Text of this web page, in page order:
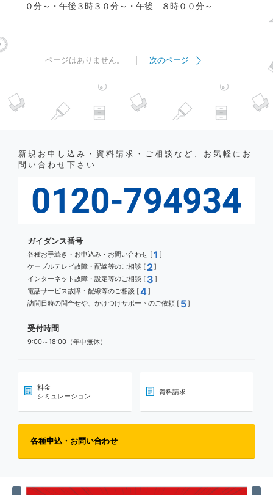
０分～・午後３時３０分～・午後 ８時００分～
ページはありません。 次のページ
新規お申し込み・資料請求・ご相談など、お気軽にお
問い合わせ下さい
ガイダンス番号
各種お手続き・お申込み・お問い合わせ [1 ]
ケーブルテレビ故障・配線等のご相談 [ 2]
インターネット故障・設定等のご相談 [ 3 ]
電話サービス故障・配線等のご相談 [4]
訪問日時の問合せや、かけつけサポートのご依頼 [ 5]
受付時間
9:00～18:00（年中無休）
料金
シミュレーション
資料請求
各種申込・お問い合わせ